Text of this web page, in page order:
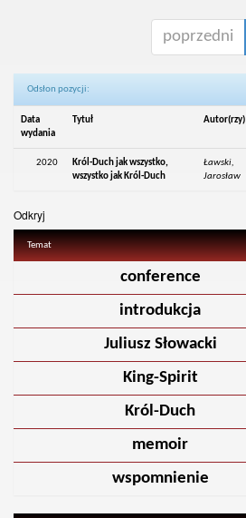
poprzedni
Odsłon pozycji:
Data
wydania
Tytuł Autor(rzy)
2020
Król-Duch jak wszystko,
wszystko jak Król-Duch
Ławski,
Jarosław
Odkryj
Temat
conference
introdukcja
Juliusz Słowacki
King-Spirit
Król-Duch
memoir
wspomnienie